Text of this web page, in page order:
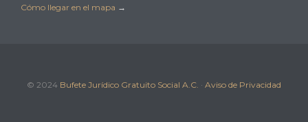
Cómo llegar en el mapa →
© 2024 Bufete Jurídico Gratuito Social A.C. · Aviso de Privacidad